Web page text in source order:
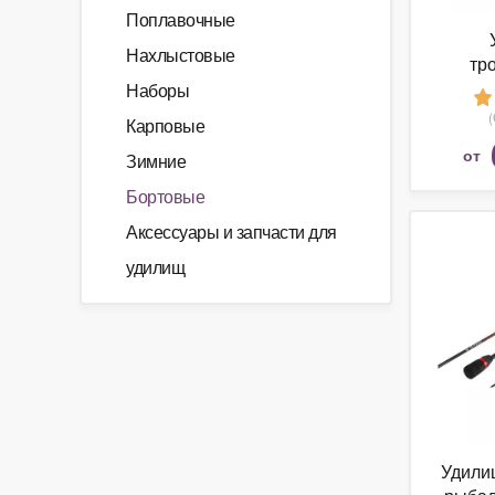
Поплавочные
Нахлыстовые
Наборы
Карповые
Зимние
Бортовые
Аксессуары и запчасти для
удилищ
от